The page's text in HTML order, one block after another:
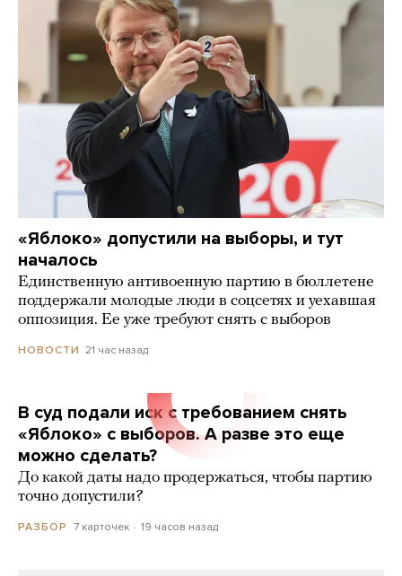
«Яблоко» допустили на выборы, и тут
началось
Единственную антивоенную партию в бюллетене
поддержали молодые люди в соцсетях и уехавшая
оппозиция. Ее уже требуют снять с выборов
НОВОСТИ 21 час назад
В суд подали иск с требованием снять
«Яблоко» с выборов. А разве это еще
можно сделать?
До какой даты надо продержаться, чтобы партию
точно допустили?
РАЗБОР 7 карточек 19 часов назад